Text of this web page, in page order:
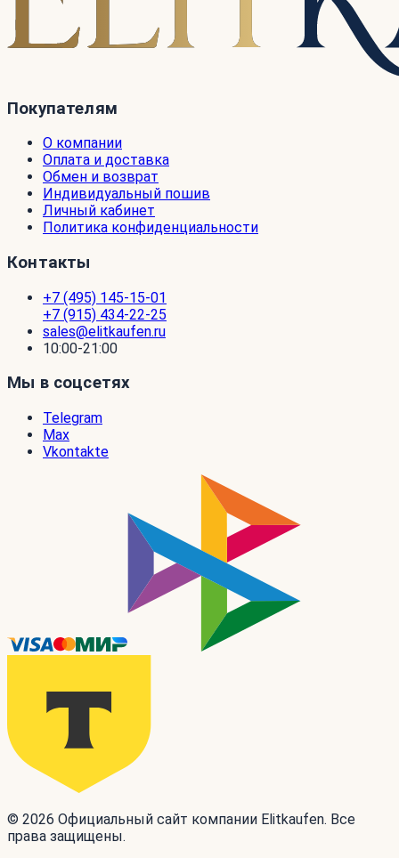
Покупателям
О компании
Оплата и доставка
Обмен и возврат
Индивидуальный пошив
Личный кабинет
Политика конфиденциальности
Контакты
+7 (495) 145-15-01
+7 (915) 434-22-25
sales@elitkaufen.ru
10:00-21:00
Мы в соцсетях
Telegram
Max
Vkontakte
© 2026 Официальный сайт компании Elitkaufen. Все
права защищены.